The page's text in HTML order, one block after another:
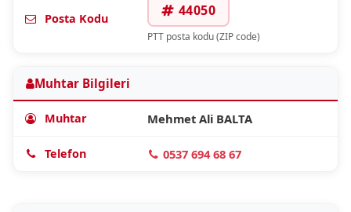
Posta Kodu 44050
PTT posta kodu (ZIP code)
Muhtar Bilgileri
Muhtar Mehmet Ali BALTA
Telefon 0537 694 68 67